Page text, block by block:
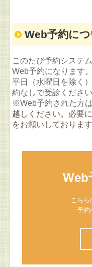
Web予約に
このたび予約システ
Web予約になります。
平日（水曜日を除く
約なしで受診ください
※Web予約された方
越しください。必要
をお願いしております
Web
こちら
予約